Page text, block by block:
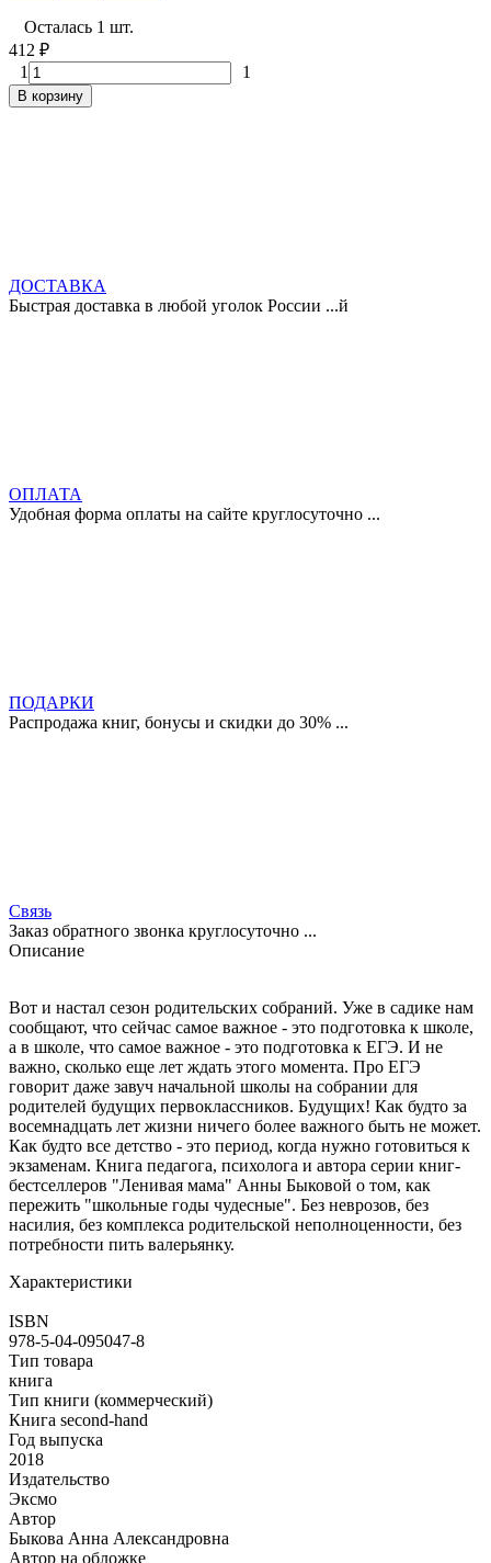
Осталась 1 шт.
412 ₽
1
1
В корзину
ДОСТАВКА
Быстрая доставка в любой уголок России ...й
ОПЛАТА
Удобная форма оплаты на сайте круглосуточно ...
ПОДАРКИ
Распродажа книг, бонусы и скидки до 30% ...
Связь
Заказ обратного звонка круглосуточно ...
Описание
Вот и настал сезон родительских собраний. Уже в садике нам
сообщают, что сейчас самое важное - это подготовка к школе,
а в школе, что самое важное - это подготовка к ЕГЭ. И не
важно, сколько еще лет ждать этого момента. Про ЕГЭ
говорит даже завуч начальной школы на собрании для
родителей будущих первоклассников. Будущих! Как будто за
восемнадцать лет жизни ничего более важного быть не может.
Как будто все детство - это период, когда нужно готовиться к
экзаменам. Книга педагога, психолога и автора серии книг-
бестселлеров "Ленивая мама" Анны Быковой о том, как
пережить "школьные годы чудесные". Без неврозов, без
насилия, без комплекса родительской неполноценности, без
потребности пить валерьянку.
Характеристики
ISBN
978-5-04-095047-8
Тип товара
книга
Тип книги (коммерческий)
Книга second-hand
Год выпуска
2018
Издательство
Эксмо
Автор
Быкова Анна Александровна
Автор на обложке